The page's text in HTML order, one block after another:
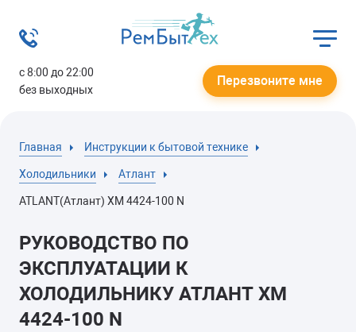
с 8:00 до 22:00
без выходных
Перезвоните мне
Главная Инструкции к бытовой технике
Холодильники Атлант
ATLANT(Атлант) ХМ 4424-100 N
РУКОВОДСТВО ПО
ЭКСПЛУАТАЦИИ К
ХОЛОДИЛЬНИКУ АТЛАНТ ХМ
4424-100 N